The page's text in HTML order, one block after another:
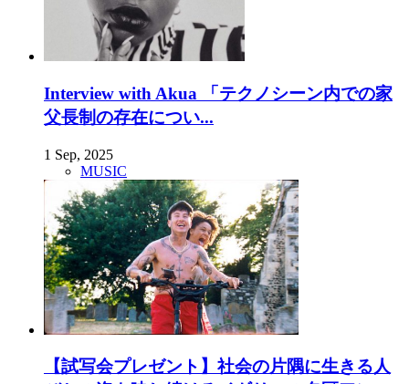
Interview with Akua 「テクノシーン内での家
父長制の存在につい...
1 Sep, 2025
MUSIC
【試写会プレゼント】社会の片隅に生きる人